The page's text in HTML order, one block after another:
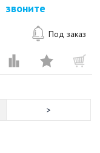
звоните
Под заказ